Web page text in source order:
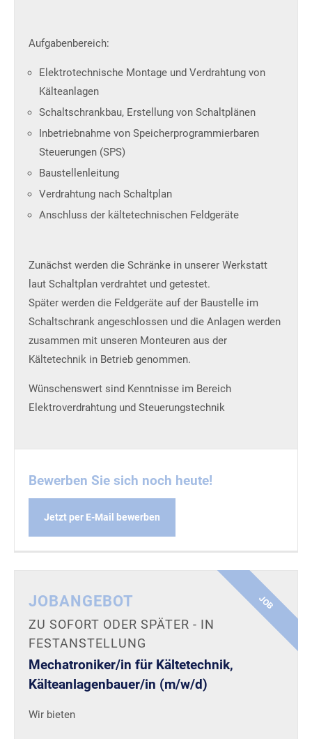
Aufgabenbereich:
Elektrotechnische Montage und Verdrahtung von
Kälteanlagen
Schaltschrankbau, Erstellung von Schaltplänen
Inbetriebnahme von Speicherprogrammierbaren
Steuerungen (SPS)
Baustellenleitung
Verdrahtung nach Schaltplan
Anschluss der kältetechnischen Feldgeräte
Zunächst werden die Schränke in unserer Werkstatt
laut Schaltplan verdrahtet und getestet.
Später werden die Feldgeräte auf der Baustelle im
Schaltschrank angeschlossen und die Anlagen werden
zusammen mit unseren Monteuren aus der
Kältetechnik in Betrieb genommen.
Wünschenswert sind Kenntnisse im Bereich
Elektroverdrahtung und Steuerungstechnik
Bewerben Sie sich noch heute!
Jetzt per E-Mail bewerben
JOB
JOBANGEBOT
ZU SOFORT ODER SPÄTER - IN
FESTANSTELLUNG
Mechatroniker/in für Kältetechnik,
Kälteanlagenbauer/in (m/w/d)
Wir bieten